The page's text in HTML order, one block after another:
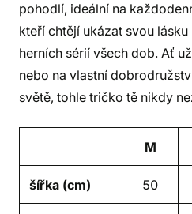
pohodlí, ideální na
kteří chtějí ukázat svou
herních sérií všech dob. Ať
nebo na vlastní
světě, tohle tričko tě nikdy
M
šířka (cm) 50